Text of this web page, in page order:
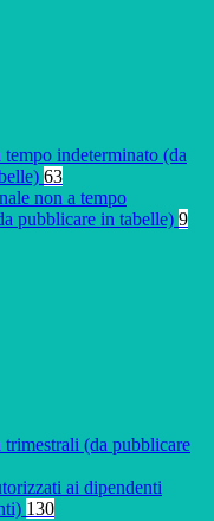
tempo indeterminato (da
63
non a tempo
pubblicare in tabelle) 9
trimestrali (da pubblicare
ai dipendenti
130